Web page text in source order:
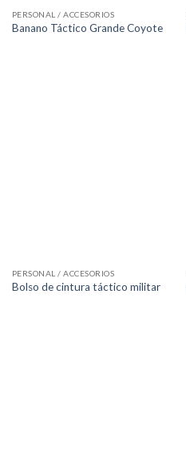
PERSONAL / ACCESORIOS
Banano Táctico Grande Coyote
PERSONAL / ACCESORIOS
Bolso de cintura táctico militar